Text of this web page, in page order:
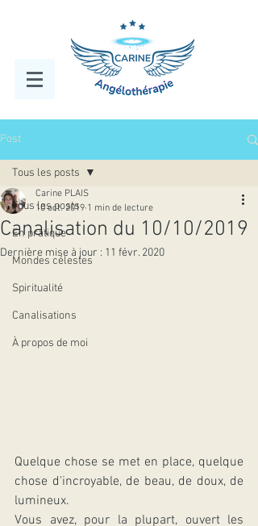
Post
Tous les posts
En pratique
Mondes célestes
Spiritualité
Canalisations
À propos de moi
Tous les posts
Canalisation du 10/10/2019
Carine PLAIS
10 oct. 2019 1 min de lecture
Dernière mise à jour : 11 févr. 2020
Quelque chose se met en place, quelque
chose d'incroyable, de beau, de doux, de
lumineux.
Vous avez, pour la plupart, ouvert les